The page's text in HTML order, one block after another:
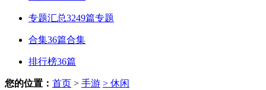
专题汇总3249篇专题
合集36篇合集
排行榜36篇
您的位置： 首页 > 手游 > 休闲